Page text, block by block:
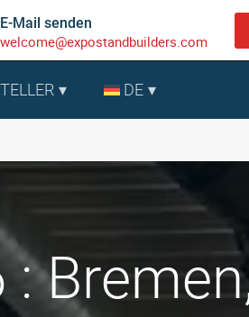
E-Mail senden
welcome@expostandbuilders.com
DE